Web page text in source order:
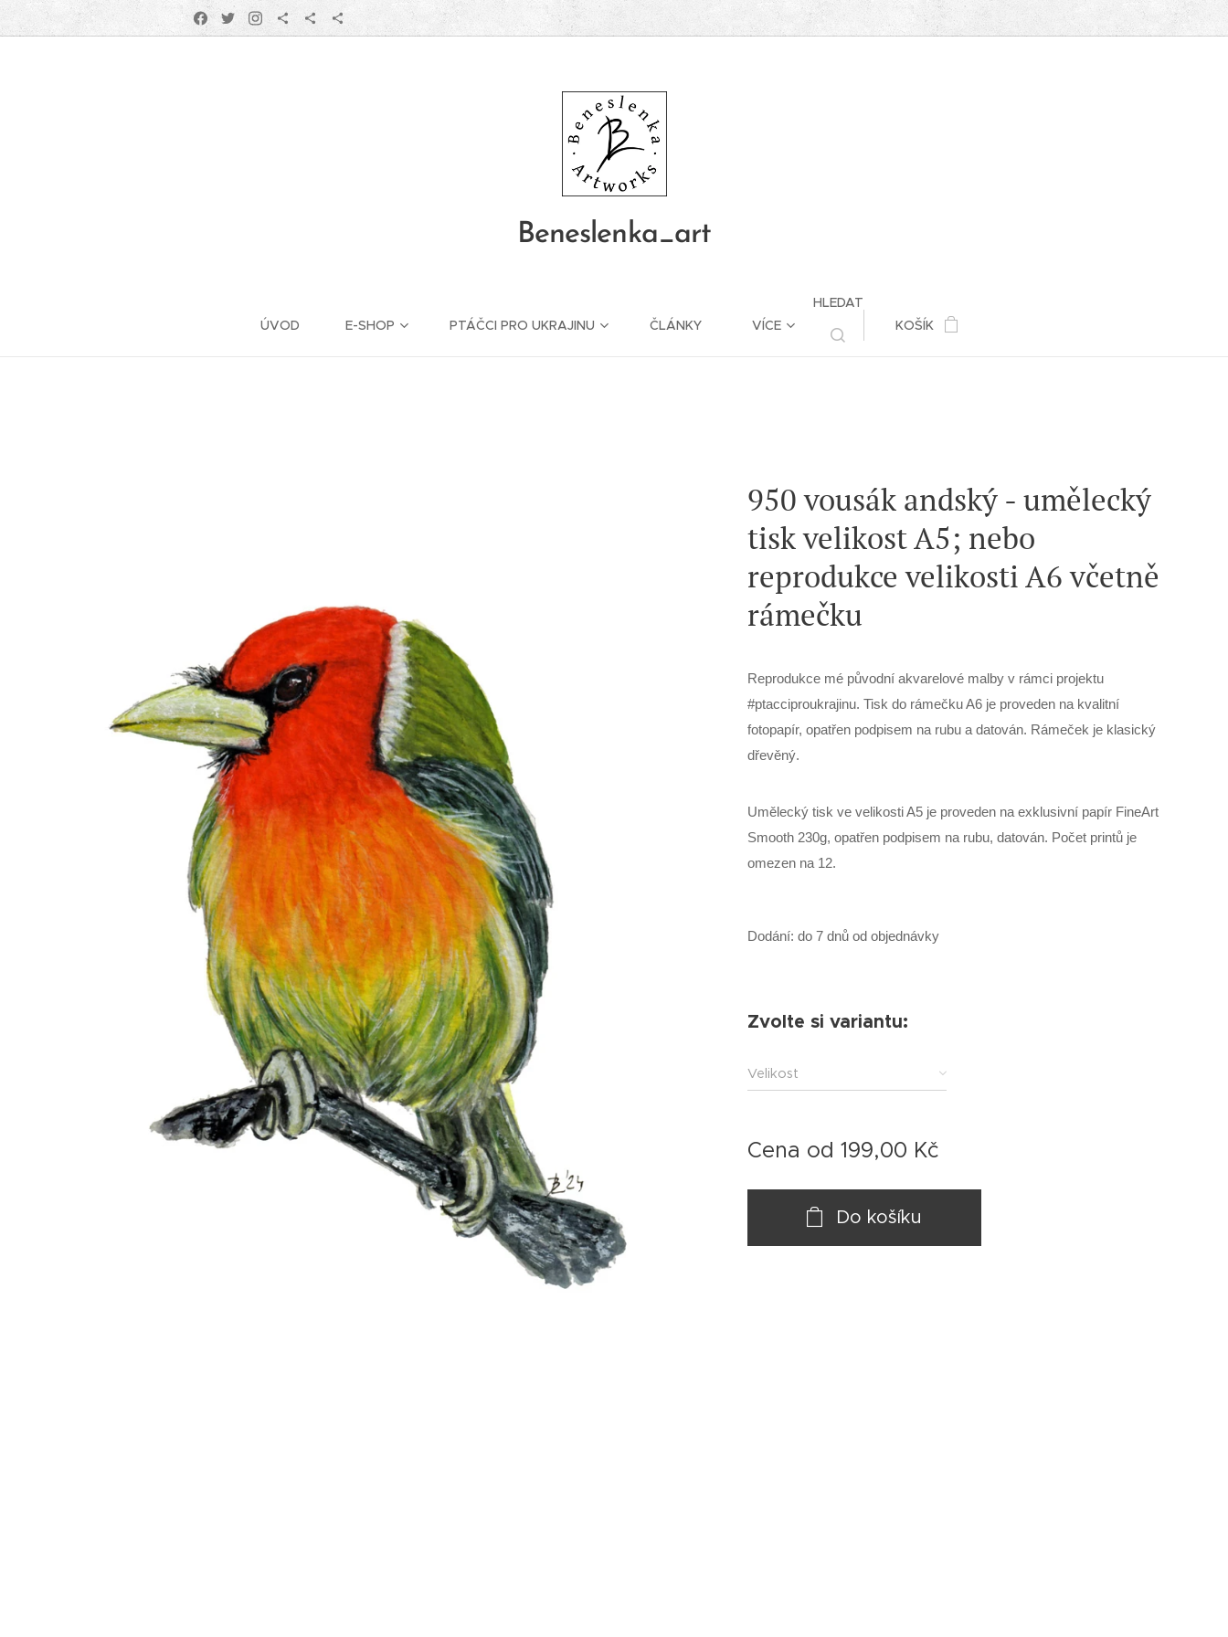
Beneslenka_art
ÚVOD E-SHOP PTÁČCI PRO UKRAJINU ČLÁNKY VÍCE
HLEDAT
KOŠÍK
950 vousák andský - umělecký
tisk velikost A5; nebo
reprodukce velikosti A6 včetně
rámečku
Reprodukce mé původní akvarelové malby v rámci projektu
#ptacciproukrajinu. Tisk do rámečku A6 je proveden na kvalitní
fotopapír, opatřen podpisem na rubu a datován. Rámeček je klasický
dřevěný.
Umělecký tisk ve velikosti A5 je proveden na exklusivní papír FineArt
Smooth 230g, opatřen podpisem na rubu, datován. Počet printů je
omezen na 12.
Dodání: do 7 dnů od objednávky
Zvolte si variantu:
Velikost
Cena od199,00 Kč
Do košíku